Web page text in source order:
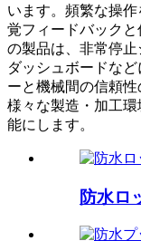
います。頻繁な操
覚フィードバック
の製品は、非常停
ダッシュボードな
ーと機械間の信頼
様々な製造・加工
能にします。
防水ロ